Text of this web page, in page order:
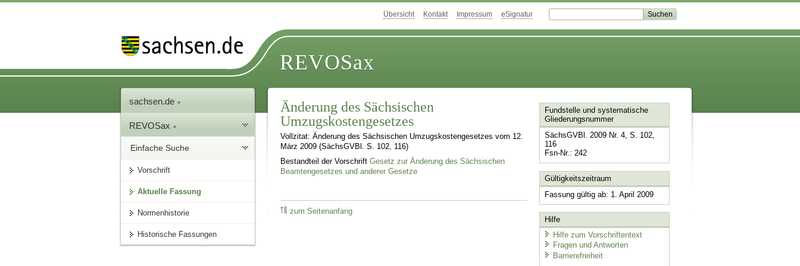
Übersicht Kontakt Impressum eSignatur
REVOSax
sachsen.de
REVOSax
Einfache Suche
Vorschrift
Aktuelle Fassung
Normenhistorie
Historische Fassungen
Änderung des Sächsischen
Umzugskostengesetzes
Vollzitat: Änderung des Sächsischen Umzugskostengesetzes vom 12.
März 2009 (SächsGVBl. S. 102, 116)
Bestandteil der VorschriftGesetz zur Änderung des Sächsischen
Beamtengesetzes und anderer Gesetze
zum Seitenanfang
Fundstelle und systematische
Gliederungsnummer
SächsGVBl. 2009 Nr. 4, S. 102,
116
Fsn-Nr.: 242
Gültigkeitszeitraum
Fassung gültig ab: 1. April 2009
Hilfe
Hilfe zum Vorschriftentext
Fragen und Antworten
Barrierefreiheit